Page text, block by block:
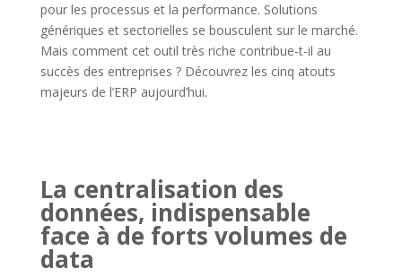
pour les processus et la performance. Solutions
génériques et sectorielles se bousculent sur le marché.
Mais comment cet outil très riche contribue-t-il au
succès des entreprises ? Découvrez les cinq atouts
majeurs de l’ERP aujourd’hui.
La centralisation des
données, indispensable
face à de forts volumes de
data